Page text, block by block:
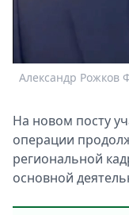
Александр Рожков
На новом посту
операции
региональной
основной